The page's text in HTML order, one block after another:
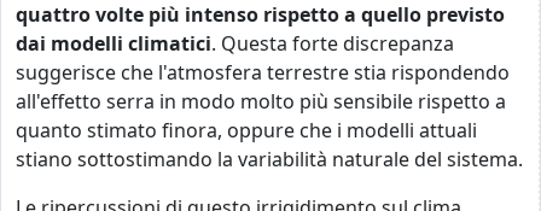
quattro volte più intenso rispetto a quello previsto
dai modelli climatici. Questa forte discrepanza
suggerisce che l'atmosfera terrestre stia rispondendo
all'effetto serra in modo molto più sensibile rispetto a
quanto stimato finora, oppure che i modelli attuali
stiano sottostimando la variabilità naturale del sistema.